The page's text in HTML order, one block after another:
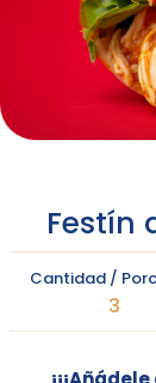
Festín
Cantidad /
3